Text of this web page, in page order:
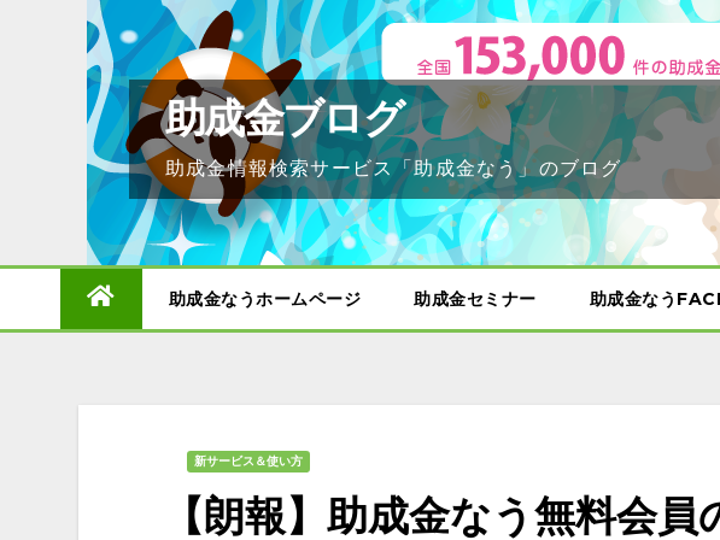
助成金ブログ
助成金情報検索サービス「助成金なう」のブログ
助成金なうホームページ 助成金セミナー 助成金なう
新サービス＆使い方
【朗報】助成金なう無料会